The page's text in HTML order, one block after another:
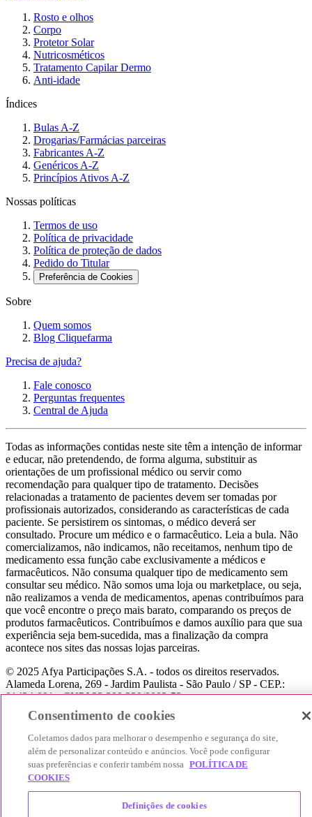
Rosto e olhos
Corpo
Protetor Solar
Nutricosméticos
Tratamento Capilar Dermo
Anti-idade
Índices
Bulas A-Z
Drogarias/Farmácias parceiras
Fabricantes A-Z
Genéricos A-Z
Princípios Ativos A-Z
Nossas políticas
Termos de uso
Política de privacidade
Política de proteção de dados
Pedido do Titular
Preferência de Cookies
Sobre
Quem somos
Blog Cliquefarma
Precisa de ajuda?
Fale conosco
Perguntas frequentes
Central de Ajuda
Todas as informações contidas neste site têm a intenção de informar
e educar, não pretendendo, de forma alguma, substituir as
orientações de um profissional médico ou servir como
recomendação para qualquer tipo de tratamento. Decisões
relacionadas a tratamento de pacientes devem ser tomadas por
profissionais autorizados, considerando as características de cada
paciente. Se persistirem os sintomas, o médico deverá ser
consultado. Procure um médico e o farmacêutico. Leia a bula. Não
comercializamos, não indicamos, não receitamos, nenhum tipo de
medicamento essa função cabe exclusivamente a médicos e
farmacêuticos. Não consuma qualquer tipo de medicamento sem
consultar seu médico. Não somos uma loja ou marketplace, ou seja,
não realizamos a venda de medicamentos, apenas contribuímos para
que você encontre o preço mais barato, comparando os preços de
produtos farmacêuticos. Contribuímos e damos auxílio para que sua
experiência seja bem-sucedida, mas a finalização da compra
acontece nos sites das nossas lojas parceiras.
© 2025 Afya Participações S.A. - todos os direitos reservados.
Alameda Lorena, 269 - Jardim Paulista - São Paulo / SP - CEP.:
01424-001 - CNPJ 23.399.329/0002-53.
Consentimento de cookies
Coletamos dados para melhorar o desempenho e segurança do site,
além de personalizar conteúdo e anúncios. Você pode configurar
suas preferências e conferir também nossa POLÍTICA DE
COOKIES
Definições de cookies